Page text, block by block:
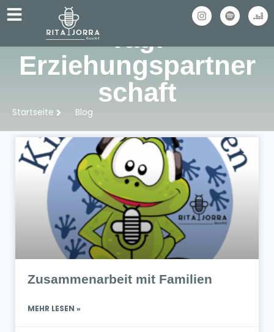
Tag:
Erziehungspartner
schaft
Startseite Blog
Zusammenarbeit mit Familien
MEHR LESEN »